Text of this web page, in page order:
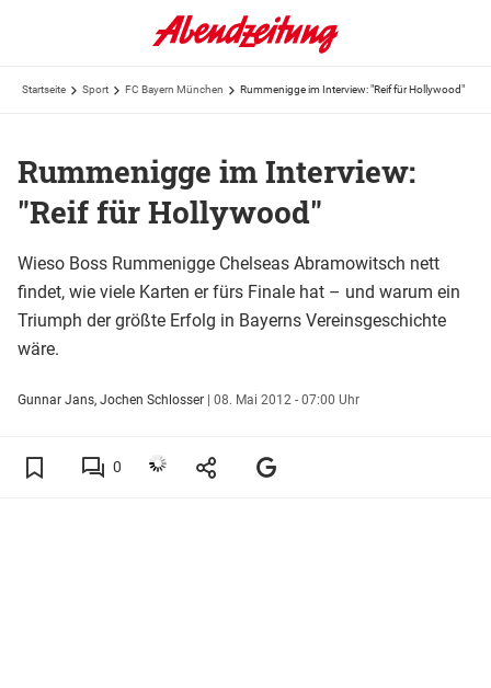
Startseite Sport FC Bayern München Rummenigge im Interview: "Reif für Hollywood"
Rummenigge im Interview:
"Reif für Hollywood"
Wieso Boss Rummenigge Chelseas Abramowitsch nett
findet, wie viele Karten er fürs Finale hat – und warum ein
Triumph der größte Erfolg in Bayerns Vereinsgeschichte
wäre.
Gunnar Jans, Jochen Schlosser | 08. Mai 2012 - 07:00 Uhr
0